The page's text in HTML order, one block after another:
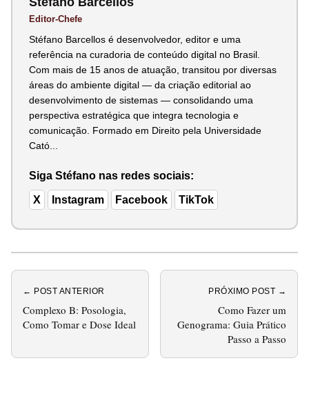
Editor-Chefe
Stéfano Barcellos é desenvolvedor, editor e uma
referência na curadoria de conteúdo digital no Brasil.
Com mais de 15 anos de atuação, transitou por diversas
áreas do ambiente digital — da criação editorial ao
desenvolvimento de sistemas — consolidando uma
perspectiva estratégica que integra tecnologia e
comunicação. Formado em Direito pela Universidade
Cató...
Siga Stéfano nas redes sociais:
X Instagram Facebook TikTok
← POST ANTERIOR
Complexo B: Posologia,
Como Tomar e Dose Ideal
PRÓXIMO POST →
Como Fazer um
Genograma: Guia Prático
Passo a Passo